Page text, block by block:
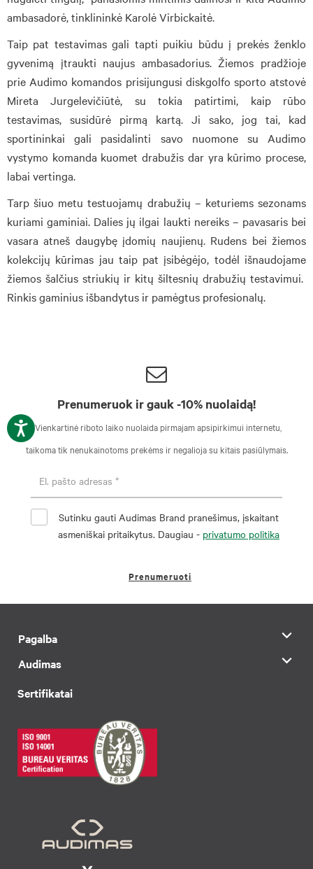
ambasadorė, tinklininkė Karolė Virbickaitė.
Taip pat testavimas gali tapti puikiu būdu į prekės ženklo
gyvenimą įtraukti naujus ambasadorius. Žiemos pradžioje
prie Audimo komandos prisijungusi diskgolfo sporto atstovė
Mireta Jurgelevičiūtė, su tokia patirtimi, kaip rūbo
testavimas, susidūrė pirmą kartą. Ji sako, jog tai, kad
sportininkai gali pasidalinti savo nuomone su Audimo
vystymo komanda kuomet drabužis dar yra kūrimo procese,
labai vertinga.
Tarp šiuo metu testuojamų drabužių – keturiems sezonams
kuriami gaminiai. Dalies jų ilgai laukti nereiks – pavasaris bei
vasara atneš daugybę įdomių naujienų. Rudens bei žiemos
kolekcijų kūrimas jau taip pat įsibėgėjo, todėl išnaudojame
žiemos šalčius striukių ir kitų šiltesnių drabužių testavimui.
Rinkis gaminius išbandytus ir pamėgtus profesionalų.
Prenumeruok ir gauk -10% nuolaidą!
*Vienkartinė riboto laiko nuolaida pirmajam apsipirkimui internetu,
taikoma tik nenukainotoms prekėms ir negalioja su kitais pasiūlymais.
Sutinku gauti Audimas Brand pranešimus, įskaitant
asmeniškai pritaikytus. Daugiau - privatumo politika
Prenumeruoti
Pagalba
Audimas
Sertifikatai